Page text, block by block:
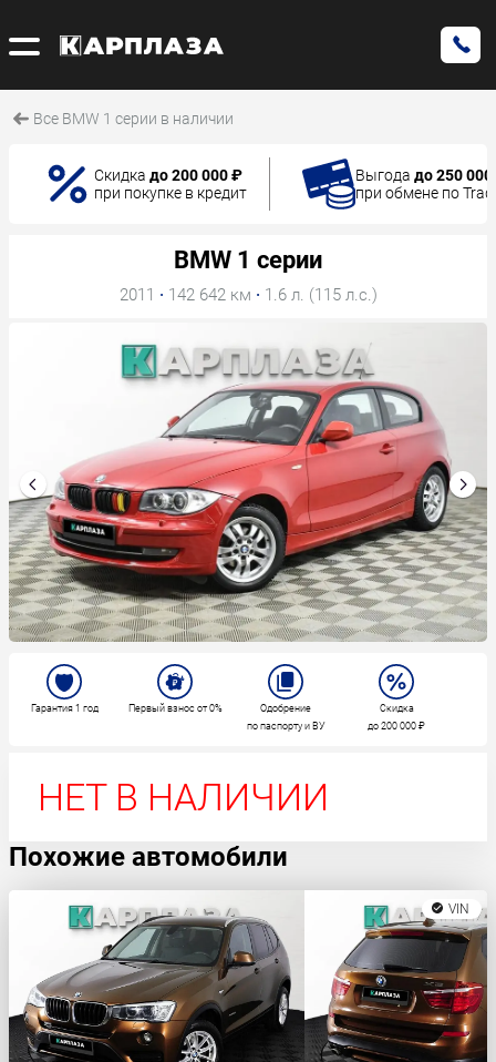
Все BMW 1 серии в наличии
Скидка до 200 000 ₽
при покупке в кредит
Выгода до 250
при обмене по
НЕТ В НАЛИЧИИ
Гарантия 1 год Первый взнос от 0%
Одобрение
по паспорту и ВУ
Скидка
до 200 000 ₽
BMW 1 серии
2011 · 142 642 км · 1.6 л. (115 л.с.)
Похожие автомобили
VIN